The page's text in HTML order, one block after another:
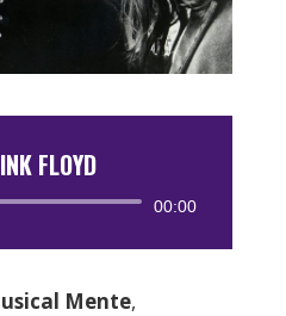
FLOYD
Reproductor
00:00
Mente,